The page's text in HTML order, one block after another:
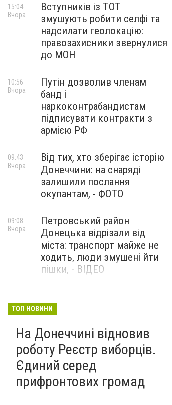
Вступників із ТОТ
змушують робити селфі та
надсилати геолокацію:
правозахисники звернулися
до МОН
15:04
Вчора
Путін дозволив членам
банд і
наркоконтрабандистам
підписувати контракти з
армією РФ
10:56
Вчора
Від тих, хто зберігає історію
Донеччини: на снаряді
залишили послання
окупантам, - ФОТО
09:43
Вчора
Петровський район
Донецька відрізали від
міста: транспорт майже не
ходить, люди змушені йти
пішки, - ВІДЕО
09:08
Вчора
війни. РФ вдарила
столиці. 15 людей загинули.
В Росії палають
енергопідстанції та
черговий WB
Вчора
ТОП НОВИНИ
На Донеччині відновив
роботу Реєстр виборців.
Єдиний серед
прифронтових громад